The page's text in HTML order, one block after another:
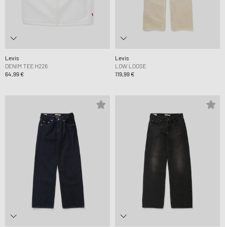
Levis
DENIM TEE H226
64,99 €
Levis
LOW LOOSE
119,99 €